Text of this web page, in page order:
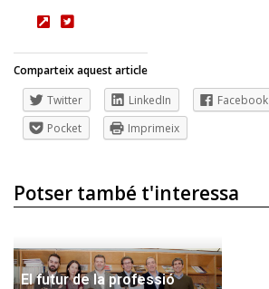
Comparteix aquest article
Twitter
LinkedIn Facebook
Pocket
Imprimeix
Potser també t'interessa
El futur de la professió